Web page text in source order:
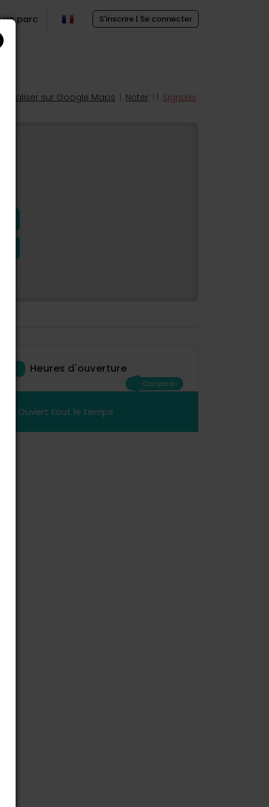
S'inscrire | Se connecter
un parc
Localiser sur Google Maps Noter Signaler
Heures d'ouverture
Compléter
Ouvert tout le temps